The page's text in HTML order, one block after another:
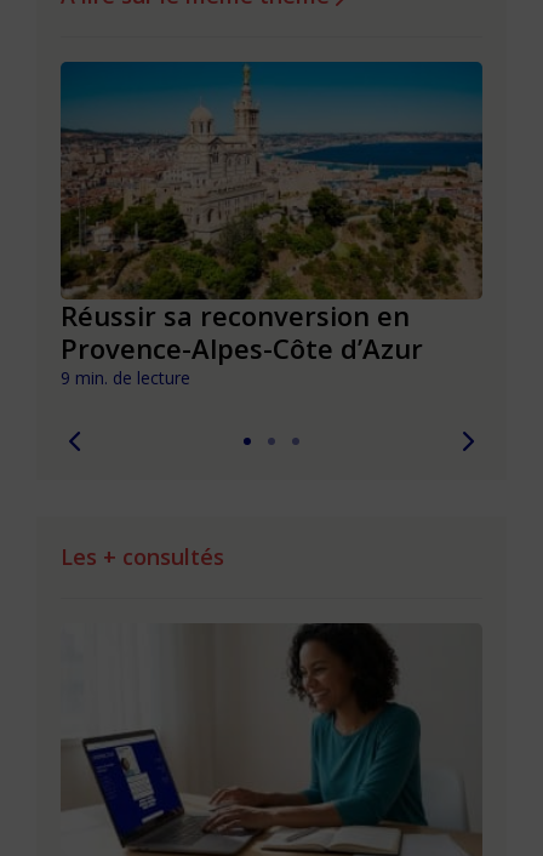
Réussir sa reconversion en
Provence-Alpes-Côte d’Azur
9 min. de lecture
Les + consultés